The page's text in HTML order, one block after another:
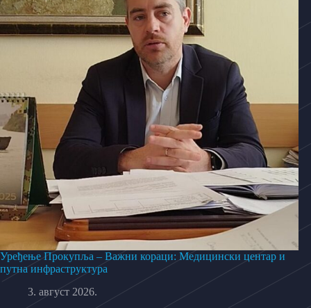
Уређење Прокупља – Важни кораци: Медицински центар и
путна инфраструктура
3. август 2026.